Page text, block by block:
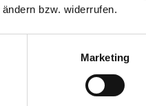
ändern bzw. widerrufen.
Marketing